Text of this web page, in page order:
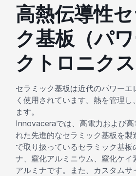
高熱伝導性
ク基板（パ
クトロニクス
セラミック基板は近代のパワーエ
く使用されています。熱を管理し
ます。
Innovaceraでは、高電力および高
れた先進的なセラミック基板を製
で取り扱っているセラミック基板
ナ、窒化アルミニウム、窒化ケイ
アルミナです。また、カスタムサ